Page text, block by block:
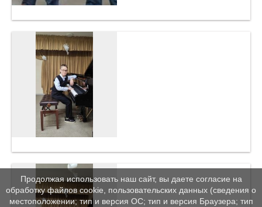
Продолжая использовать наш сайт, вы даете согласие на
обработку файлов cookie, пользовательских данных (сведения о
местоположении; тип и версия ОС; тип и версия Браузера; тип